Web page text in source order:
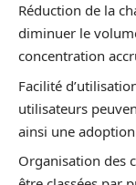
Réduction de la
diminuer le
concentration
Facilité
utilisateurs
ainsi une
Organisation des